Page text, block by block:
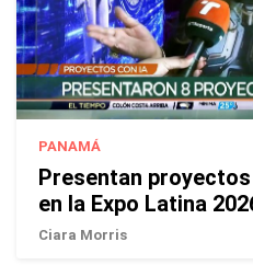
PANAMÁ
Presentan
en la Expo Latina
Ciara Morris